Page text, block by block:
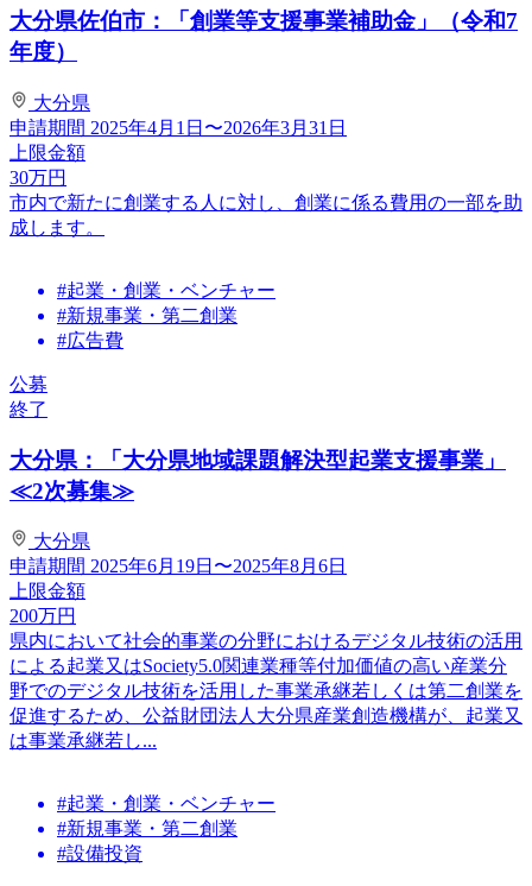
大分県佐伯市：「創業等支援事業補助金」（令和7
年度）
大分県
申請期間 2025年4月1日〜2026年3月31日
上限金額
30万円
市内で新たに創業する人に対し、創業に係る費用の一部を助
成します。
#起業・創業・ベンチャー
#新規事業・第二創業
#広告費
公募
終了
大分県：「大分県地域課題解決型起業支援事業」
≪2次募集≫
大分県
申請期間 2025年6月19日〜2025年8月6日
上限金額
200万円
県内において社会的事業の分野におけるデジタル技術の活用
による起業又はSociety5.0関連業種等付加価値の高い産業分
野でのデジタル技術を活用した事業承継若しくは第二創業を
促進するため、公益財団法人大分県産業創造機構が、起業又
は事業承継若し...
#起業・創業・ベンチャー
#新規事業・第二創業
#設備投資